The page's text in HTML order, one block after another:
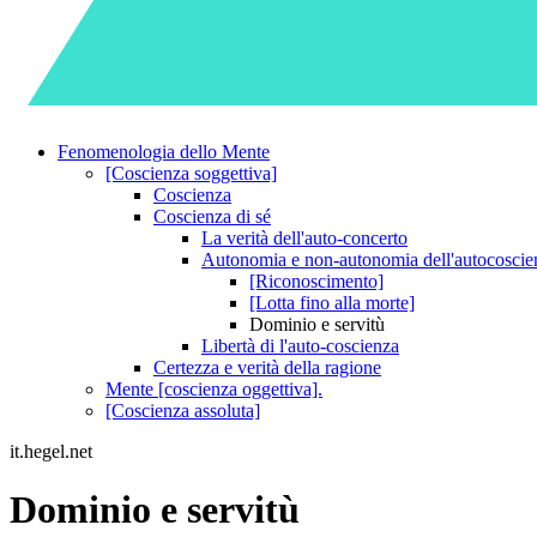
Fenomenologia dello Mente
[Coscienza soggettiva]
Coscienza
Coscienza di sé
La verità dell'auto-concerto
Autonomia e non-autonomia
[Riconoscimento]
[Lotta fino alla morte]
Dominio e servitù
Libertà di l'auto-coscienza
Certezza e verità della ragione
Mente [coscienza oggettiva].
[Coscienza assoluta]
it.hegel.net
Dominio e servitù